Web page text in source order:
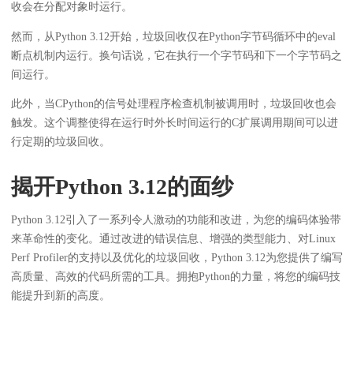
收会在分配对象时运行。
然而，从Python 3.12开始，垃圾回收仅在Python字节码循环中的eval
断点机制内运行。换句话说，它在执行一个字节码和下一个字节码之
间运行。
此外，当CPython的信号处理程序检查机制被调用时，垃圾回收也会
触发。这个调整使得在运行时外长时间运行的C扩展调用期间可以进
行定期的垃圾回收。
揭开Python 3.12的面纱
Python 3.12引入了一系列令人激动的功能和改进，为您的编码体验带
来革命性的变化。通过改进的错误信息、增强的类型能力、对Linux
Perf Profiler的支持以及优化的垃圾回收，Python 3.12为您提供了编写
高质量、高效的代码所需的工具。拥抱Python的力量，将您的编码技
能提升到新的高度。